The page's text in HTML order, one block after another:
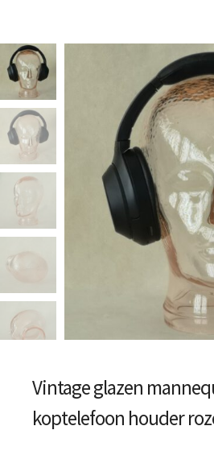
Vintage glazen
koptelefoon houder